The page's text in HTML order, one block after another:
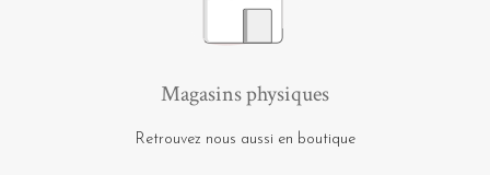
Magasins physiques
Retrouvez nous aussi en boutique